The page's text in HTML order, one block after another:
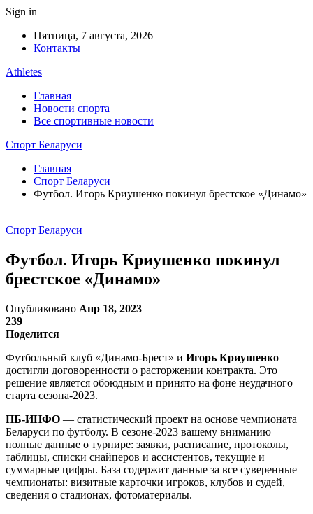
Sign in
Пятница, 7 августа, 2026
Контакты
Athletes
Главная
Новости спорта
Все спортивные новости
Спорт Беларуси
Главная
Спорт Беларуси
Футбол. Игорь Криушенко покинул брестское «Динамо»
Спорт Беларуси
Футбол. Игорь Криушенко покинул
брестское «Динамо»
Опубликовано Апр 18, 2023
239
Поделится
Футбольный клуб «Динамо-Брест» и Игорь Криушенко
достигли договоренности о расторжении контракта. Это
решение является обоюдным и принято на фоне неудачного
старта сезона-2023.
ПБ-ИНФО — статистический проект на основе чемпионата
Беларуси по футболу. В сезоне-2023 вашему вниманию
полные данные о турнире: заявки, расписание, протоколы,
таблицы, списки снайперов и ассистентов, текущие и
суммарные цифры. База содержит данные за все суверенные
чемпионаты: визитные карточки игроков, клубов и судей,
сведения о стадионах, фотоматериалы.